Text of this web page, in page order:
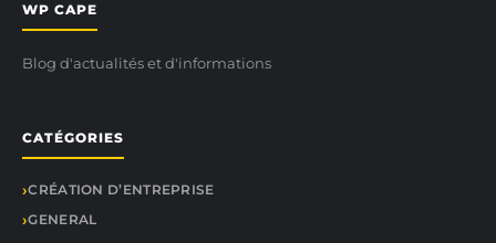
WP CAPE
Blog d'actualités et d'informations
CATÉGORIES
CRÉATION D’ENTREPRISE
GENERAL